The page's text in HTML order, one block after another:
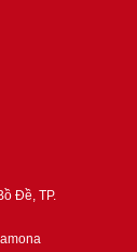
Đề, TP.